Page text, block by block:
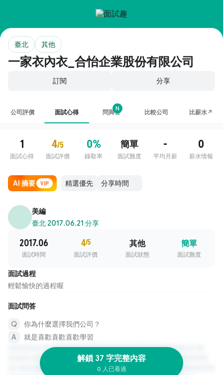
一家衣內衣_合怡企業股份有限公司
臺北 其他
訂閱 分享
公司評價 面試心得 問與答
N
比較公司 比薪水↗
1
面試心得
4/5
面試評價
0%
錄取率
簡單
面試難度
-
平均月薪
0
薪水情報
AI 摘要 VIP
美編
臺北·2017.06.21 分享
2017.06
面試時間
4/5
面試評價
其他
面試狀態
簡單
面試難度
面試過程
輕鬆愉快的過程喔
面試問答
你為什麼選擇我們公司？
就是喜歡喜歡喜歡學習
解鎖 37 字完整內容
0 人已看過